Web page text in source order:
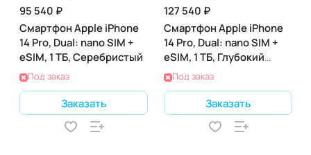
95 540 ₽
Смартфон Apple iPhone
14 Pro, Dual: nano SIM +
eSIM, 1 ТБ, Серебристый
Под заказ
Заказать
127 540 ₽
Смартфон Apple iPhone
14 Pro, Dual: nano SIM +
eSIM, 1 ТБ, Глубокий
фиолетовый
Под заказ
Заказать